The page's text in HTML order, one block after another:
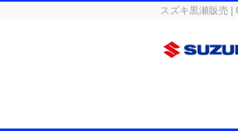
スズキ黒瀬販売 |